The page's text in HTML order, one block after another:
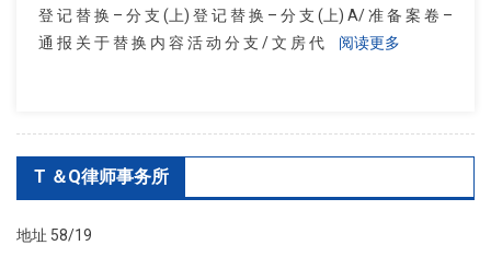
登 记 替 换 – 分 支 (上) 登 记 替 换 – 分 支 (上) A/ 准 备 案 卷 –
通 报 关 于 替 换 内 容 活 动 分 支 / 文 房 代
阅读更多
T ＆Q律师事务所
地址 58/19